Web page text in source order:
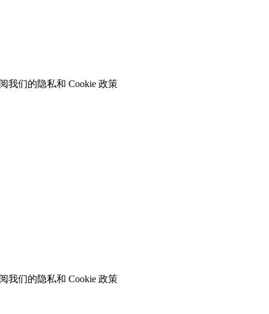
我们的隐私和 Cookie 政策
我们的隐私和 Cookie 政策